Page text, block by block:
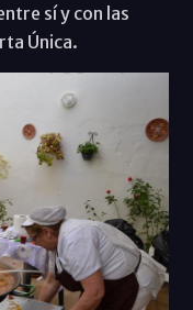
sí y con las
Única.